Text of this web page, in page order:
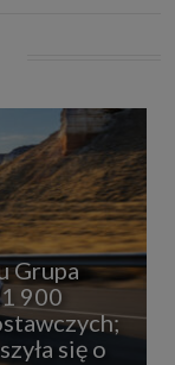
Grupa
900
się o